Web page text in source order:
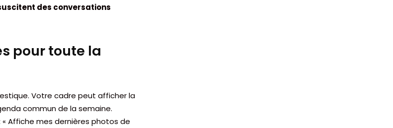
des conversations
pour toute la
Votre cadre peut afficher la
commun de la semaine.
Affiche mes dernières photos de